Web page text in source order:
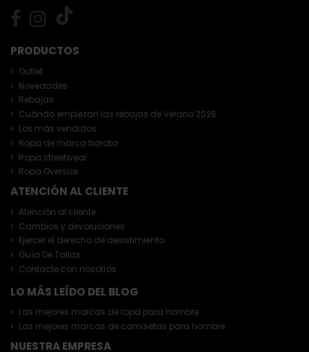
PRODUCTOS
Outlet
Novedades
Rebajas
Cuándo empiezan las rebajas de Verano 2026
Los más vendidos
Ropa de marca barata
Ropa streetwear
Ropa Oversize
ATENCIÓN AL CLIENTE
Atención al cliente
Cambios y devoluciones
Ejercer el derecho de desistimiento
Guía De Tallas
Contacte con nosotros
LO MÁS LEÍDO DEL BLOG
Las mejores marcas de ropa para hombre
Las mejores marcas de camisetas para hombre
NUESTRA EMPRESA